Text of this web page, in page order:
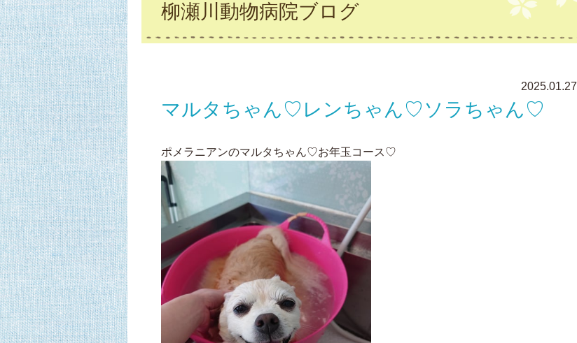
柳瀬川動物病院ブログ
2025.01.27
マルタちゃん♡レンちゃん♡ソラちゃん♡
ポメラニアンのマルタちゃん♡お年玉コース♡